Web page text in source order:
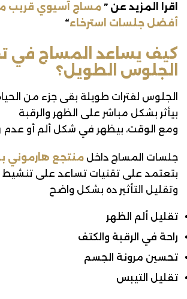
اقرا المزيد عن ” مساج آسيوي قريب
أفضل جلسات استرخاء“
كيف يساعد المساج في
الجلوس الطويل؟
الجلوس لفترات طويلة بقى جزء من
بيأثر بشكل مباشر على الظهر والرقبة
ومع الوقت، بيظهر في شكل ألم أو عدم
جلسات المساج داخل منتجع هارموني
بتعتمد على تقنيات تساعد على تنشيط
وتقليل التأثير ده بشكل واضح
تقليل ألم الظهر
راحة في الرقبة والكتف
تحسين مرونة الجسم
تقليل التيبس